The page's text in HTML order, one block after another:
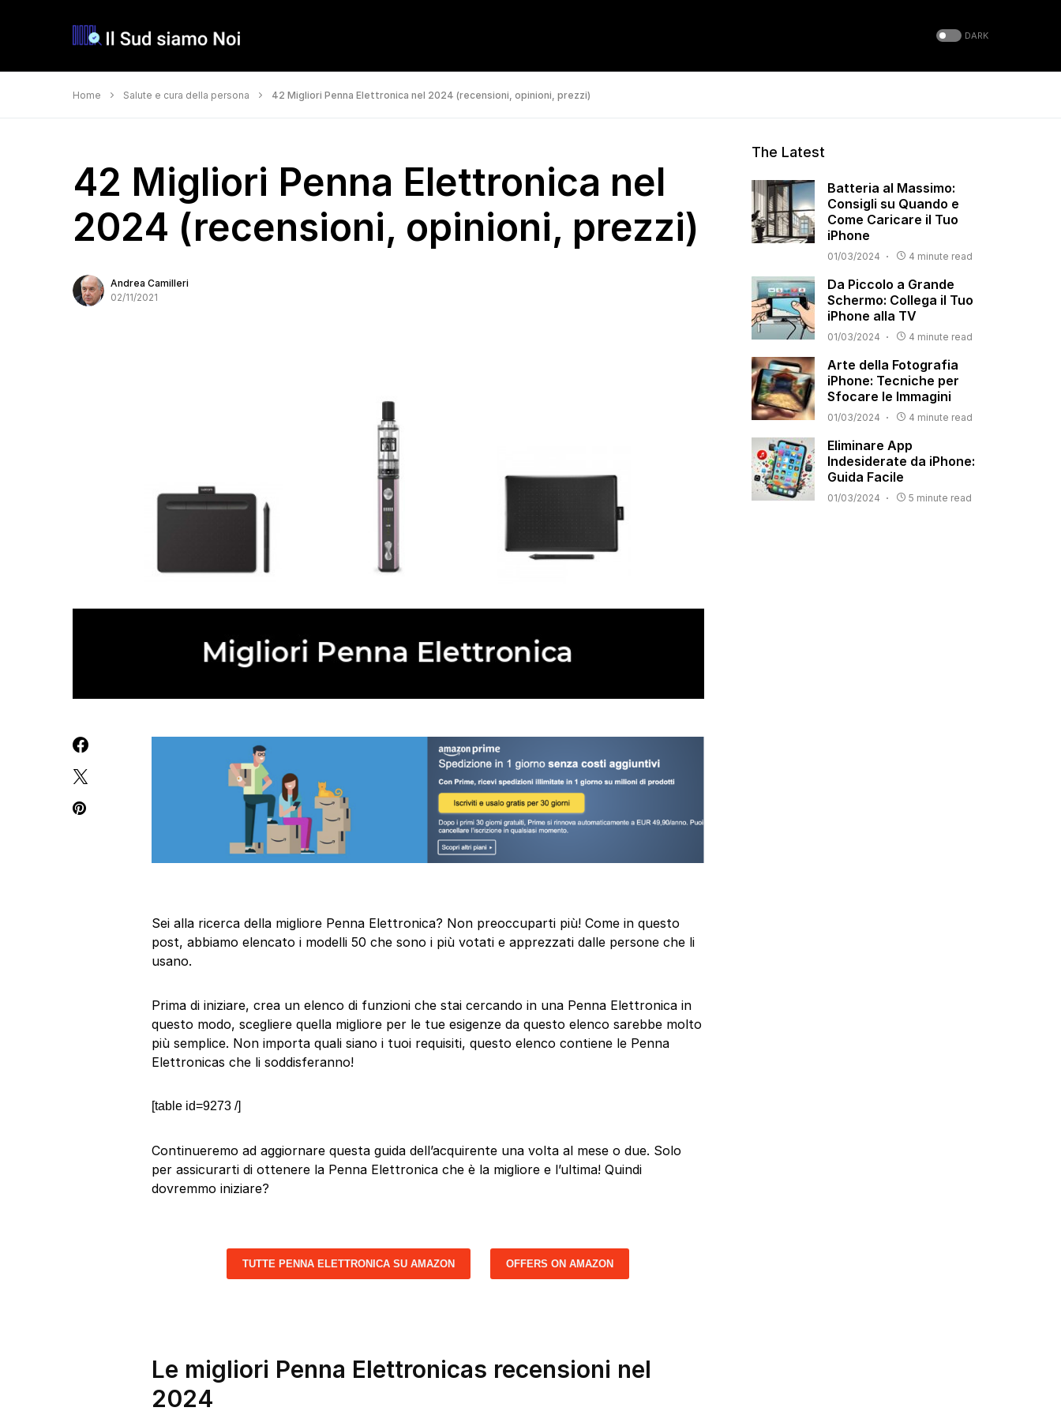
DARK
Home Salute e cura della persona 42 Migliori Penna Elettronica nel 2024 (recensioni, opinioni, prezzi)
42 Migliori Penna Elettronica nel
2024 (recensioni, opinioni, prezzi)
Andrea Camilleri
02/11/2021
Sei alla ricerca della migliore Penna Elettronica? Non preoccuparti più! Come in questo
post, abbiamo elencato i modelli 50 che sono i più votati e apprezzati dalle persone che li
usano.
Prima di iniziare, crea un elenco di funzioni che stai cercando in una Penna Elettronica in
questo modo, scegliere quella migliore per le tue esigenze da questo elenco sarebbe molto
più semplice. Non importa quali siano i tuoi requisiti, questo elenco contiene le Penna
Elettronicas che li soddisferanno!
[table id=9273 /]
Continueremo ad aggiornare questa guida dell’acquirente una volta al mese o due. Solo
per assicurarti di ottenere la Penna Elettronica che è la migliore e l’ultima! Quindi
dovremmo iniziare?
TUTTE PENNA ELETTRONICA SU AMAZON OFFERS ON AMAZON
Le migliori Penna Elettronicas recensioni nel
2024
The Latest
Batteria al Massimo:
Consigli su Quando e
Come Caricare il Tuo
iPhone
01/03/2024 4 minute read
Da Piccolo a Grande
Schermo: Collega il Tuo
iPhone alla TV
01/03/2024 4 minute read
Arte della Fotografia
iPhone: Tecniche per
Sfocare le Immagini
01/03/2024 4 minute read
Eliminare App
Indesiderate da iPhone:
Guida Facile
01/03/2024 5 minute read